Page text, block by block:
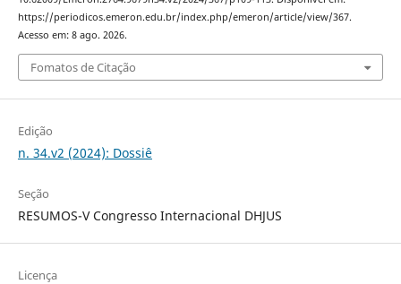
https://periodicos.emeron.edu.br/index.php/emeron/article/view/367.
Acesso em: 8 ago. 2026.
Fomatos de Citação
Edição
n. 34.v2 (2024): Dossiê
Seção
RESUMOS-V Congresso Internacional DHJUS
Licença